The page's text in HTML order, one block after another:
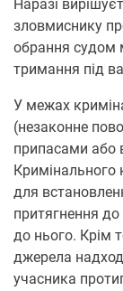
Наразі
зловмиснику
обрання судом
тримання під
У межах
(незаконне
припасами або
Кримінального
для
притягнення до
до нього. Крім
джерела
учасника